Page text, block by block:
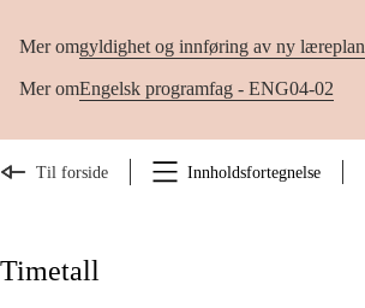
Mer omgyldighet og innføring av ny læreplan
Mer omEngelsk programfag - ENG04-02
Til forside Innholdsfortegnelse
Timetall